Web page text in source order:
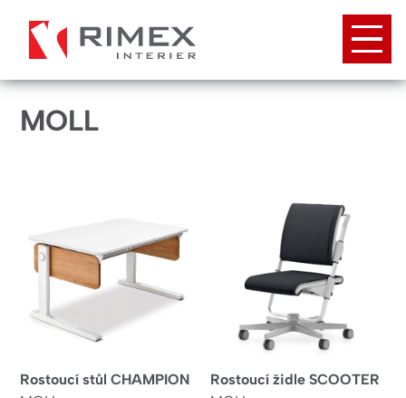
hlavnímu
obsahu
MOLL
Rostoucí stůl CHAMPION
Rostoucí židle SCOOTER